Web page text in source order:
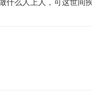
什么⼈上⼈，可这世间